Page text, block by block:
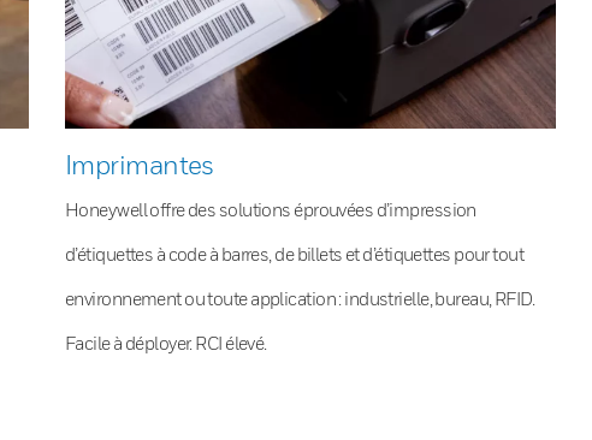
Imprimantes
Honeywell offre des solutions éprouvées d’impression
d’étiquettes à code à barres, de billets et d’étiquettes pour tout
environnement ou toute application : industrielle, bureau, RFID.
Facile à déployer. RCI élevé.